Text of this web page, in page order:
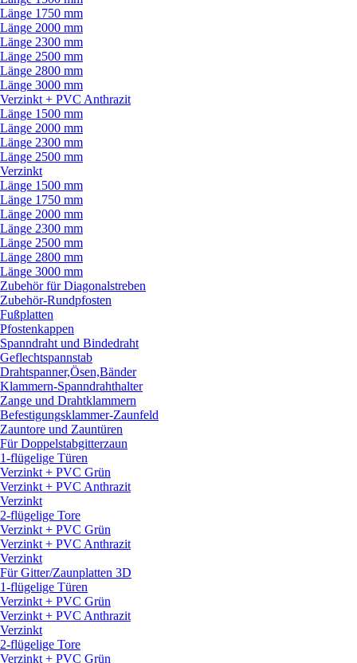
Länge 1750 mm
Länge 2000 mm
Länge 2300 mm
Länge 2500 mm
Länge 2800 mm
Länge 3000 mm
Verzinkt + PVC Anthrazit
Länge 1500 mm
Länge 2000 mm
Länge 2300 mm
Länge 2500 mm
Verzinkt
Länge 1500 mm
Länge 1750 mm
Länge 2000 mm
Länge 2300 mm
Länge 2500 mm
Länge 2800 mm
Länge 3000 mm
Zubehör für Diagonalstreben
Zubehör-Rundpfosten
Fußplatten
Pfostenkappen
Spanndraht und Bindedraht
Geflechtspannstab
Drahtspanner,Ösen,Bänder
Klammern-Spanndrahthalter
Zange und Drahtklammern
Befestigungsklammer-Zaunfeld
Zauntore und Zauntüren
Für Doppelstabgitterzaun
1-flügelige Türen
Verzinkt + PVC Grün
Verzinkt + PVC Anthrazit
Verzinkt
2-flügelige Tore
Verzinkt + PVC Grün
Verzinkt + PVC Anthrazit
Verzinkt
Für Gitter/Zaunplatten 3D
1-flügelige Türen
Verzinkt + PVC Grün
Verzinkt + PVC Anthrazit
Verzinkt
2-flügelige Tore
Verzinkt + PVC Grün